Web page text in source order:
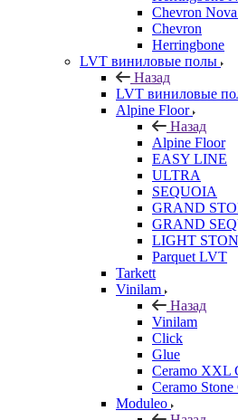
Chevron
Chevron
Herringbone
LVT виниловые полы
Назад
LVT виниловые
Alpine Floor
Назад
Alpine Floor
EASY LINE
ULTRA
SEQUOIA
GRAND
GRAND
LIGHT
Parquet LVT
Tarkett
Vinilam
Назад
Vinilam
Click
Glue
Ceramo XXL
Ceramo Stone
Moduleo